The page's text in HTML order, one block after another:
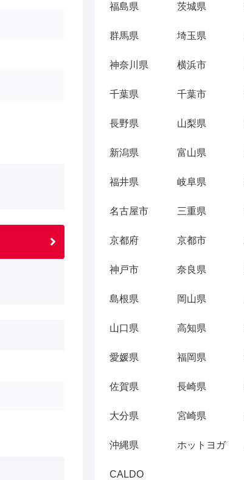
福島県 茨城県
群馬県 埼玉県
神奈川県 横浜市
千葉県 千葉市
長野県 山梨県
新潟県 富山県
福井県 岐阜県
名古屋市 三重県
京都府 京都市
神戸市 奈良県
島根県 岡山県
山口県 高知県
愛媛県 福岡県
佐賀県 長崎県
大分県 宮崎県
沖縄県 ホットヨガ
CALDO